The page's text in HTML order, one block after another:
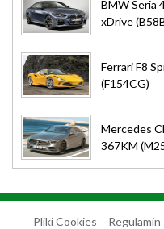
BMW Seria
xDrive
Ferrari F8
(F154CG)
Mercedes
367KM
Pliki Cookies Regulamin